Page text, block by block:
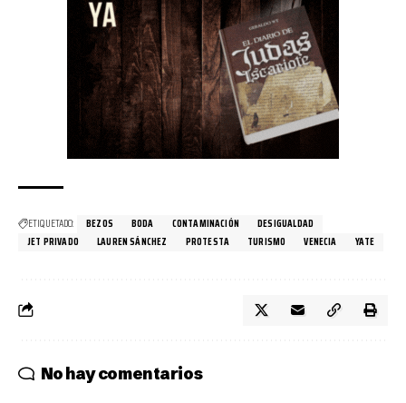
ETIQUETADO: BEZOS BODA CONTAMINACIÓN
DESIGUALDAD
JET PRIVADO
LAUREN SÁNCHEZ PROTESTA TURISMO VENECIA YATE
No hay comentarios